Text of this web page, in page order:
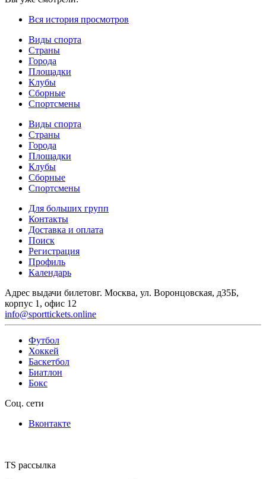
Вся история просмотров
Виды спорта
Страны
Города
Площадки
Клубы
Сборные
Спортсмены
Виды спорта
Страны
Города
Площадки
Клубы
Сборные
Спортсмены
Для больших групп
Контакты
Доставка и оплата
Поиск
Регистрация
Профиль
Календарь
Адрес выдачи билетовг. Москва, ул. Воронцовская, д35Б,
корпус 1, офис 12
info@sporttickets.online
Футбол
Хоккей
Баскетбол
Биатлон
Бокс
Соц. сети
Вконтакте
TS рассылка